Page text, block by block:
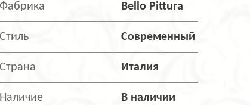
Фабрика Bello Pittura
Стиль Современный
Страна Италия
Наличие В наличии